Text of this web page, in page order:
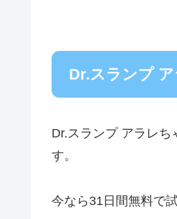
Dr.スランプ
Dr.スランプ アラレち
す。
今なら31日間無料で